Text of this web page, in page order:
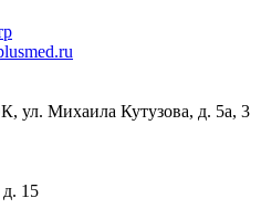
Михаила Кутузова, д. 5а, 3
15